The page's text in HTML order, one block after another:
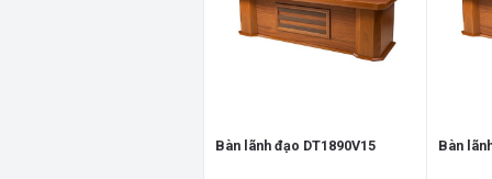
Bàn lãnh đạo DT1890V15 Bàn